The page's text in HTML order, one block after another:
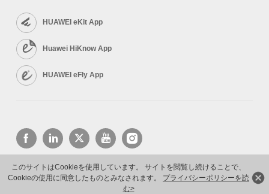
このサイトはCookieを使用しています。 サイトを閲覧し続けることで、
Cookieの使用に同意したものとみなされます。 プライバシーポリシーを読
む>
HUAWEI eKit App
Huawei HiKnow App
HUAWEI eFly App
Copyright © 2026 Huawei Technologies Co., Ltd. All rights reserved.
プライバシーポリシー